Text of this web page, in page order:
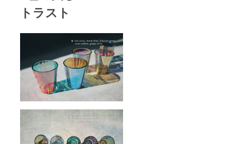
トラスト